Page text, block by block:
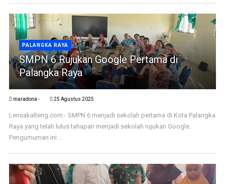
PALANGKA RAYA
SMPN 6 Rujukan Google Pertama di
Palangka Raya
maradona - 25 Agustus 2025
Lensakalteng.com - SMPN 6 menjadi sekolah pertama di Kota Palangka
Raya yang telah lulus tahapan menjadi sekolah rujukan Google.
Pengumuman ini ...